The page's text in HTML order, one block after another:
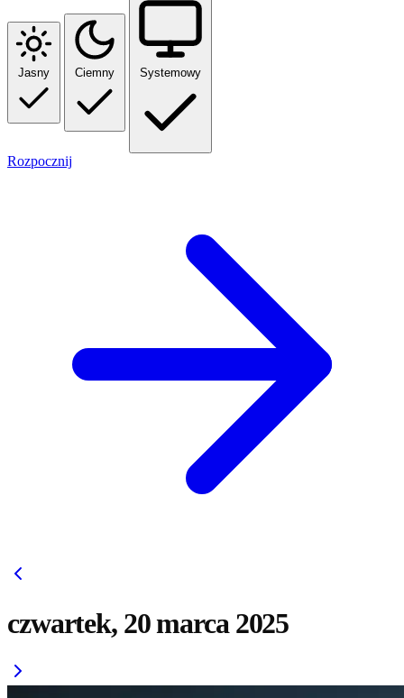
Jasny Ciemny Systemowy
Rozpocznij
czwartek, 20 marca 2025